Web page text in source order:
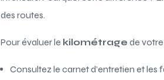
des routes.
Pour évaluer le kilométrage de
Consultez le carnet d’entretien et les